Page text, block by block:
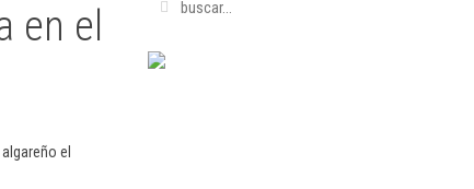
en el
el